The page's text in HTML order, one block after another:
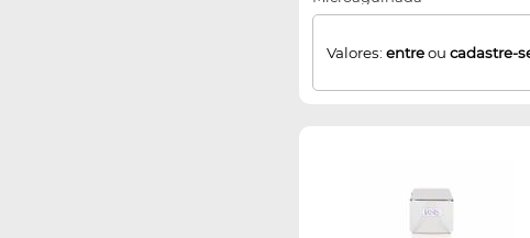
Valores: entreou cadastre-